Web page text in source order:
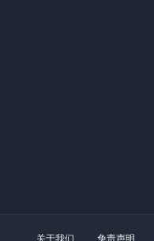
关于我们 免责声明